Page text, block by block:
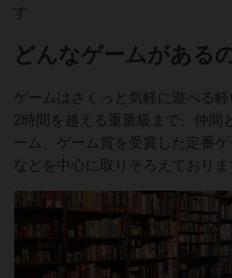
す
どんなゲームがある
ゲームはさくっと気軽に遊べる軽
2時間を越える重量級まで、仲間
ーム、ゲーム賞を受賞した定番
などを中心に取りそろえておりま